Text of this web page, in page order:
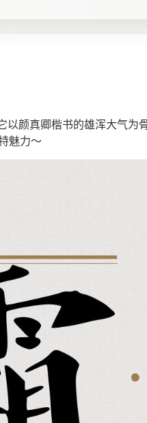
颜真卿楷书的雄浑大气为
魅力～